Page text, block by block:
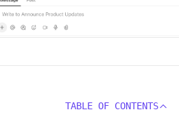
TABLE OF CONTENTS